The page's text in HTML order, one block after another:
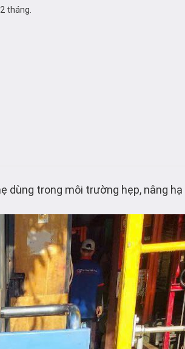
tháng.
dùng trong môi trường hẹp, nâng hạ